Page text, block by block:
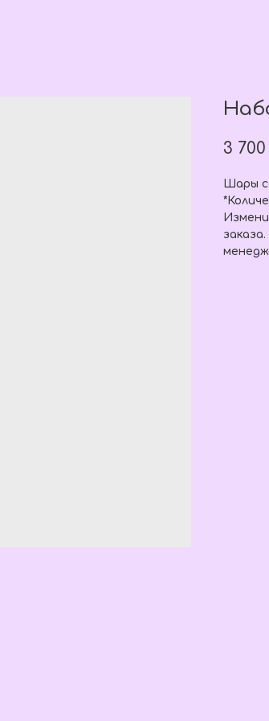
3 700
Шары